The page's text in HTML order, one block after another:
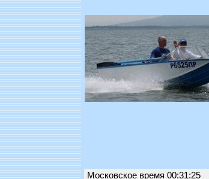
Московское время 00:31:25